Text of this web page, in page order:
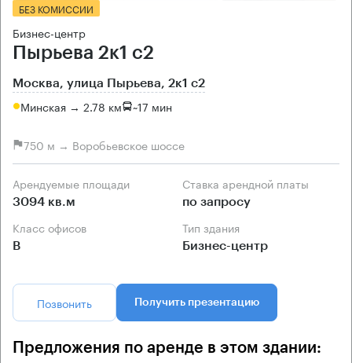
БЕЗ КОМИССИИ
Бизнес-центр
Пырьева 2к1 с2
Москва, улица Пырьева, 2к1 с2
Минская → 2.78 км ~17 мин
750 м → Воробьевское шоссе
Арендуемые площади
3094 кв.м
Ставка арендной платы
по запросу
Класс офисов
B
Тип здания
Бизнес-центр
Позвонить Получить презентацию
Предложения по аренде в этом здании: